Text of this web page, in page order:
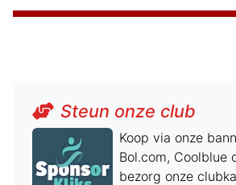
Steun onze club
Koop via onze
Bol.com, Coolblue
bezorg onze